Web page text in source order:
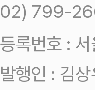
02) 799-
등록번호 :
발행인 : 김